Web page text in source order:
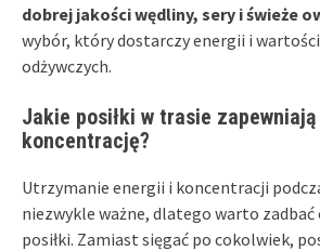
dobrej jakości wędliny, sery i świeże
wybór, który dostarczy energii i
odżywczych.
Jakie posiłki w trasie
koncentrację?
Utrzymanie energii i koncentracji
niezwykle ważne, dlatego warto zadbać
posiłki. Zamiast sięgać po cokolwiek,